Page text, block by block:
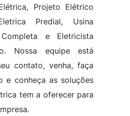
Projeto Elétrico
Predial, Usina
e Eletricista
Nossa equipe está
contato, venha, faça
e conheça as soluções
tem a oferecer para